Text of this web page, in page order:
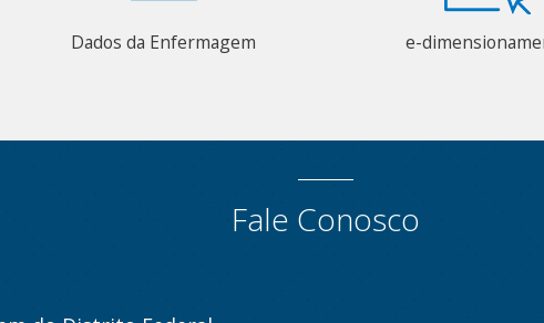
Dados da Enfermagem e-
Fale Conosco